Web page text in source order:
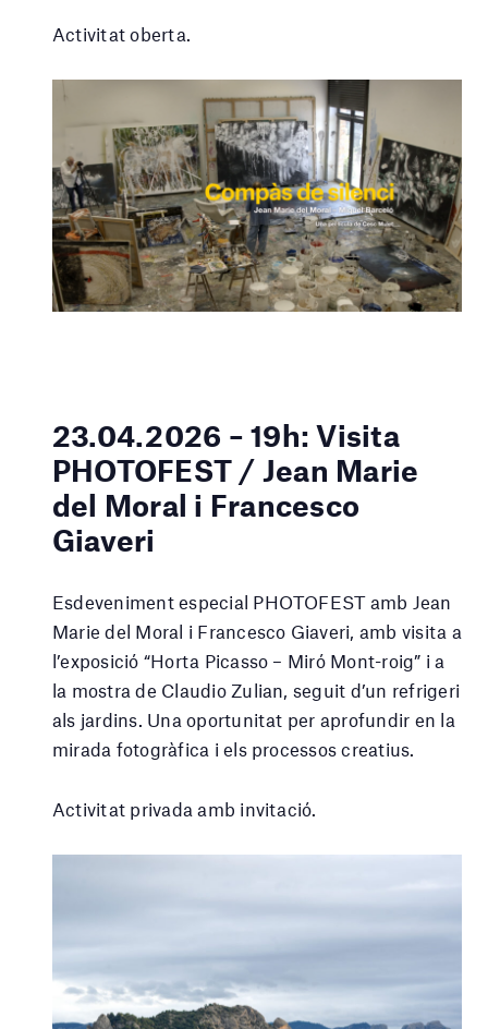
Activitat oberta.
23.04.2026 – 19h: Visita
PHOTOFEST / Jean Marie
del Moral i Francesco
Giaveri
Esdeveniment especial PHOTOFEST amb Jean
Marie del Moral i Francesco Giaveri , amb visita a
l’exposició “Horta Picasso – Miró Mont-roig” i a
la mostra de Claudio Zulian, seguit d’un refrigeri
als jardins. Una oportunitat per aprofundir en la
mirada fotogràfica i els processos creatius.
Activitat privada amb invitació.